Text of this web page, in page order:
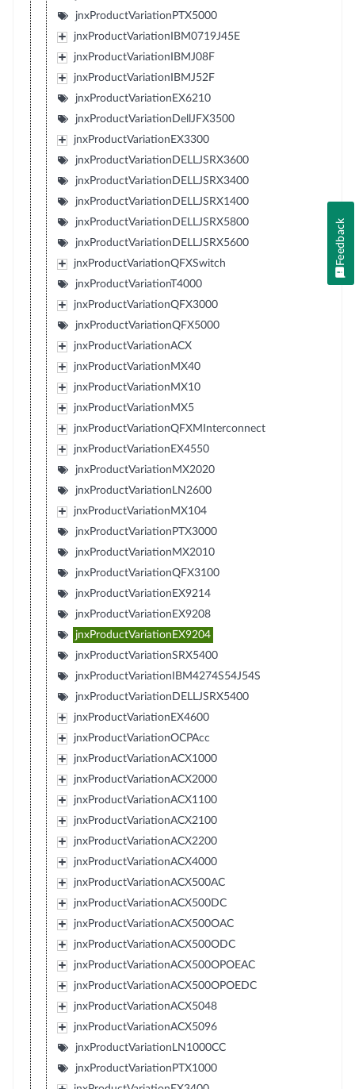
jnxProductVariationPTX5000
jnxProductVariationIBM0719J45E
jnxProductVariationIBMJ08F
jnxProductVariationIBMJ52F
jnxProductVariationEX6210
jnxProductVariationDellJFX3500
jnxProductVariationEX3300
jnxProductVariationDELLJSRX3600
jnxProductVariationDELLJSRX3400
jnxProductVariationDELLJSRX1400
jnxProductVariationDELLJSRX5800
jnxProductVariationDELLJSRX5600
jnxProductVariationQFXSwitch
jnxProductVariationT4000
jnxProductVariationQFX3000
jnxProductVariationQFX5000
jnxProductVariationACX
jnxProductVariationMX40
jnxProductVariationMX10
jnxProductVariationMX5
jnxProductVariationQFXMInterconnect
jnxProductVariationEX4550
jnxProductVariationMX2020
jnxProductVariationLN2600
jnxProductVariationMX104
jnxProductVariationPTX3000
jnxProductVariationMX2010
jnxProductVariationQFX3100
jnxProductVariationEX9214
jnxProductVariationEX9208
jnxProductVariationEX9204
jnxProductVariationSRX5400
jnxProductVariationIBM4274S54J54S
jnxProductVariationDELLJSRX5400
jnxProductVariationEX4600
jnxProductVariationOCPAcc
jnxProductVariationACX1000
jnxProductVariationACX2000
jnxProductVariationACX1100
jnxProductVariationACX2100
jnxProductVariationACX2200
jnxProductVariationACX4000
jnxProductVariationACX500AC
jnxProductVariationACX500DC
jnxProductVariationACX500OAC
jnxProductVariationACX500ODC
jnxProductVariationACX500OPOEAC
jnxProductVariationACX500OPOEDC
jnxProductVariationACX5048
jnxProductVariationACX5096
jnxProductVariationLN1000CC
jnxProductVariationPTX1000
Feedback